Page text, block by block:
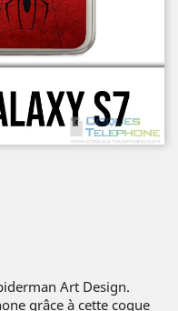
Art Design.
grâce à cette coque